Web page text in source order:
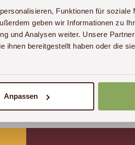
Funktionen für soziale
geben wir Informationen zu
und Analysen weiter. Unsere
ihnen bereitgestellt haben oder die
Anpassen
im Nairobi National
D Gerne wieder mal!!!